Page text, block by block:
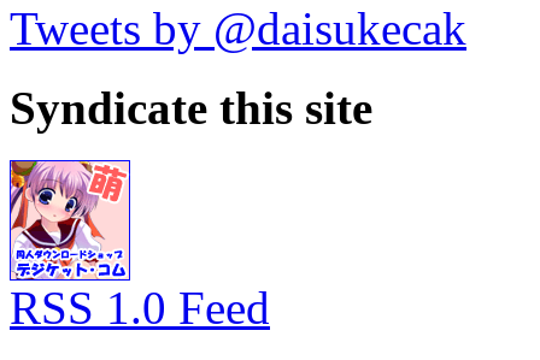
Tweets by @daisukecak
Syndicate this site
RSS 1.0 Feed